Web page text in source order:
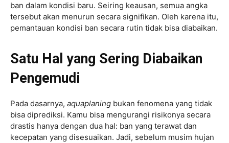
ban dalam kondisi baru. Seiring keausan, semua angka
tersebut akan menurun secara signifikan. Oleh karena itu,
pemantauan kondisi ban secara rutin tidak bisa diabaikan.
Satu Hal yang Sering Diabaikan
Pengemudi
Pada dasarnya, aquaplaning bukan fenomena yang tidak
bisa diprediksi. Kamu bisa mengurangi risikonya secara
drastis hanya dengan dua hal: ban yang terawat dan
kecepatan yang disesuaikan. Jadi, sebelum musim hujan